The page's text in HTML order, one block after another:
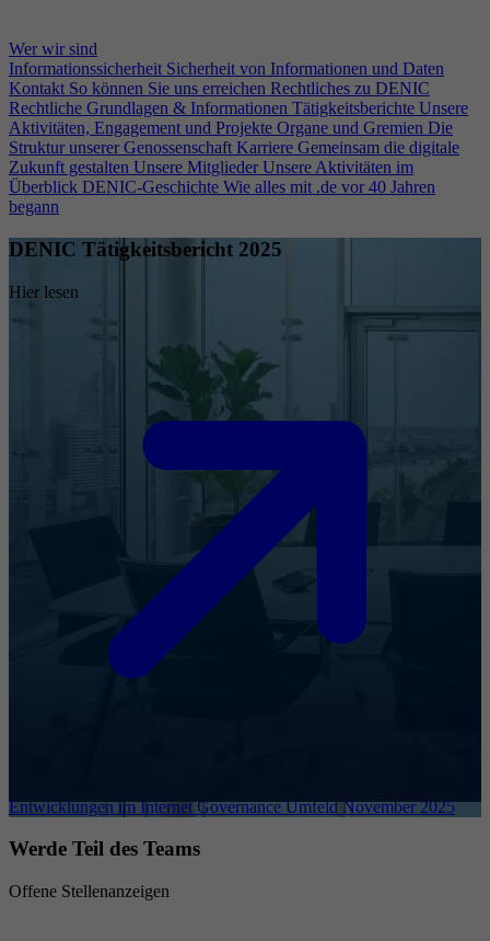
Wer wir sind
Informationssicherheit Sicherheit von Informationen und Daten
Kontakt So können Sie uns erreichen Rechtliches zu DENIC
Rechtliche Grundlagen & Informationen Tätigkeitsberichte Unsere
Aktivitäten, Engagement und Projekte Organe und Gremien Die
Struktur unserer Genossenschaft Karriere Gemeinsam die digitale
Zukunft gestalten Unsere Mitglieder Unsere Aktivitäten im
Überblick DENIC-Geschichte Wie alles mit .de vor 40 Jahren
begann
DENIC Tätigkeitsbericht 2025
Hier lesen
Entwicklungen im Internet Governance Umfeld November 2025
Werde Teil des Teams
Offene Stellenanzeigen